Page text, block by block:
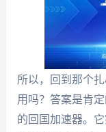
所以，回到那个
用吗？答案是肯
的回国加速器。